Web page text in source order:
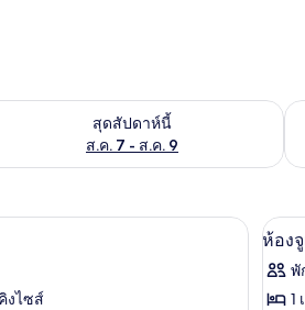
ส.ค. 8
สุดสัปดาห์นี้
ส.ค. 7 - ส.ค. 9
จสอบจำนวนห้องพักว่างในสุดสัปดาห์นี้
ต
ต๊ะรีดผ้าห้องสแตนดาร์ด, วิวสวน | โต๊ะทำงาน, ผ้าม่
งไซส์
เปิด
ภา
ทั้งห
6
ห้อง
พั
1